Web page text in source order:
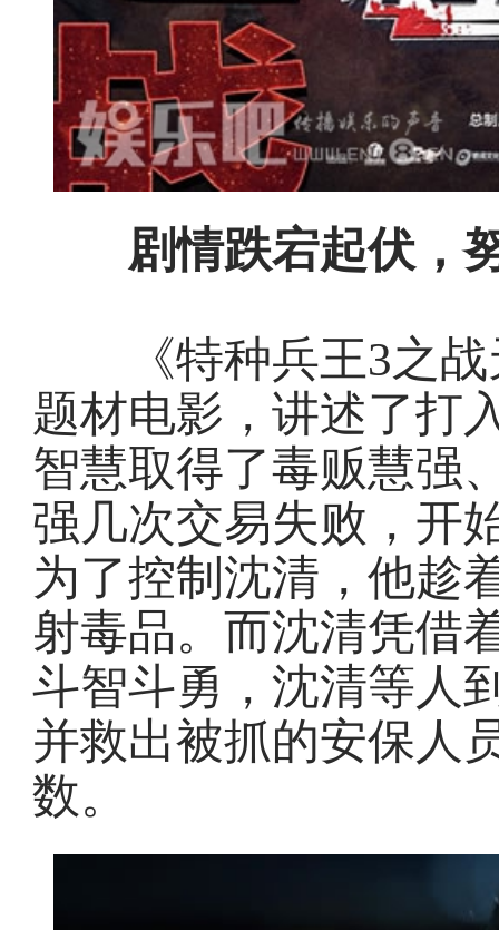
剧情跌宕起伏，
《特种兵王3之战
题材电影，讲述了打
智慧取得了毒贩慧强
强几次交易失败，开
为了控制沈清，他趁
射毒品。而沈清凭借
斗智斗勇，沈清等人
并救出被抓的安保人
数。